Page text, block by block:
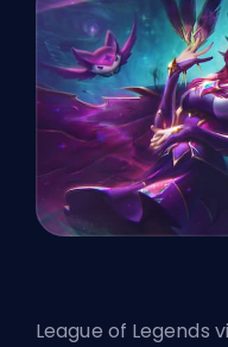
League of Legends